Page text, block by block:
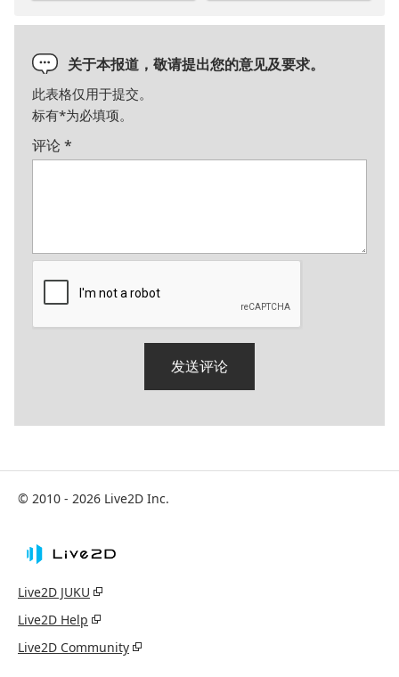
关于本报道，敬请提出您的意见及要求。
此表格仅用于提交。
标有*为必填项。
评论*
© 2010 - 2026 Live2D Inc.
Live2D JUKU
Live2D Help
Live2D Community